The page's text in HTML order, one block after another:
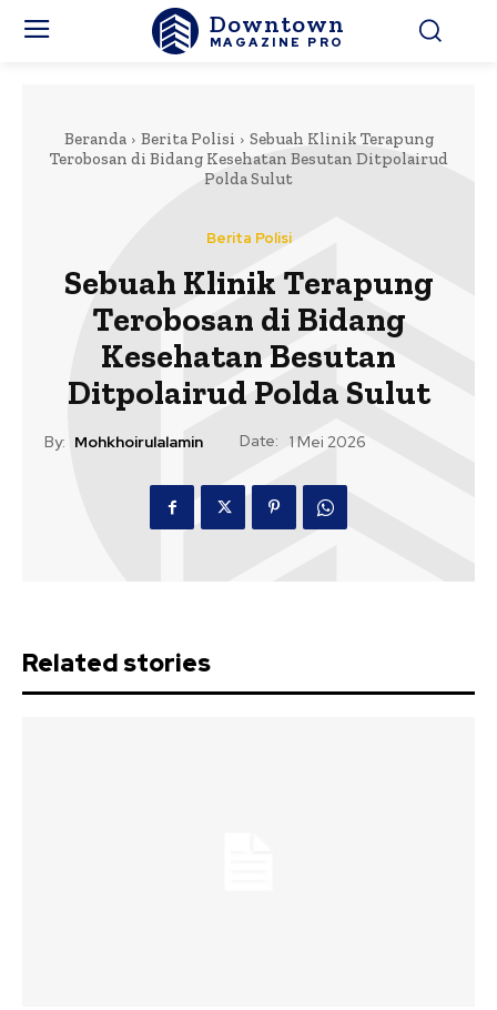
Downtown
MAGAZINE PRO
Beranda Berita Polisi
Sebuah Klinik Terapung
Terobosan di Bidang Kesehatan Besutan Ditpolairud
Polda Sulut
Berita Polisi
Sebuah Klinik Terapung
Terobosan di Bidang
Kesehatan Besutan
Ditpolairud Polda Sulut
By: Mohkhoirulalamin Date: 1 Mei 2026
Related stories